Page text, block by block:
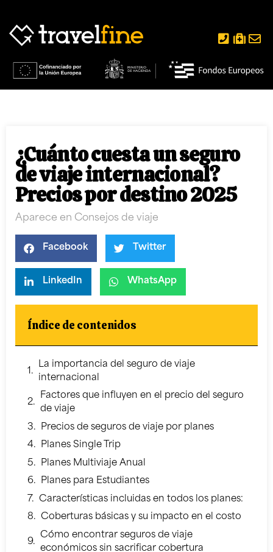
¿Cuánto cuesta un seguro
de viaje internacional?
Precios por destino 2025
Aparece en Consejos de viaje
Facebook Twitter
LinkedIn WhatsApp
Índice de contenidos
La importancia del seguro de viaje
internacional
Factores que influyen en el precio del seguro
de viaje
Precios de seguros de viaje por planes
Planes Single Trip
Planes Multiviaje Anual
Planes para Estudiantes
Características incluidas en todos los planes:
Coberturas básicas y su impacto en el costo
Cómo encontrar seguros de viaje
económicos sin sacrificar cobertura